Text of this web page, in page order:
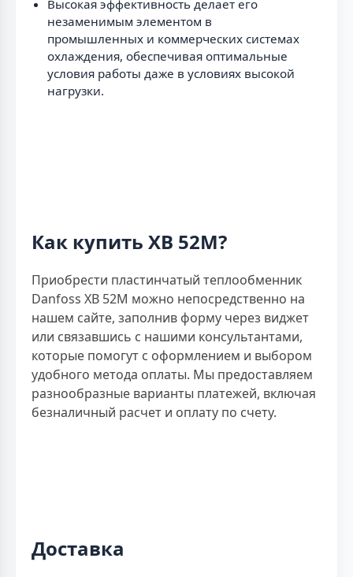
Высокая эффективность делает его
незаменимым элементом в
промышленных и коммерческих системах
охлаждения, обеспечивая оптимальные
условия работы даже в условиях высокой
нагрузки.
Как купить XB 52M?
Приобрести пластинчатый теплообменник
Danfoss XB 52M можно непосредственно на
нашем сайте, заполнив форму через виджет
или связавшись с нашими консультантами,
которые помогут с оформлением и выбором
удобного метода оплаты. Мы предоставляем
разнообразные варианты платежей, включая
безналичный расчет и оплату по счету.
Доставка